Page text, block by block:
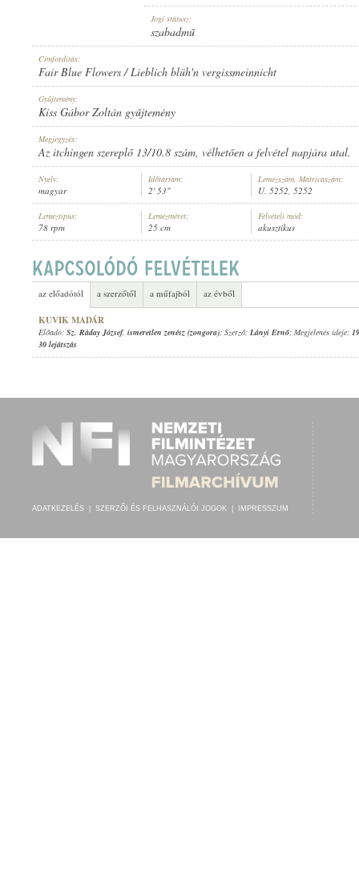
SZ. RÁDAY JÓZSEF,ISMERETLEN ZENÉSZ (ZONGORA)
LEMEZSZÁM:
Jogi státusz:
szabadmű
Címfordítás:
Fair Blue Flowers / Lieblich blüh'n vergissmeinnicht
Gyűjtemény:
Kiss Gábor Zoltán gyűjtemény
Megjegyzés:
Az itchingen szereplő 13/10.8 szám, vélhetően a felvétel napjára utal.
Nyelv:
magyar
Időtartam:
2' 53"
Lemezszám, Matricaszám:
U. 5252, 5252
Lemeztípus:
78 rpm
Lemezméret:
25 cm
Felvételi mód:
akusztikus
az előadótól a szerzőtől a műfajból az évből
KUVIK MADÁR
Előadó: Sz. Ráday József, ismeretlen zenész (zongora); Szerző: Lányi Ernő; Megjelenés ideje:
30 lejátszás
ADATKEZELÉS SZERZŐI ÉS FELHASZNÁLÓI JOGOK IMPRESSZUM